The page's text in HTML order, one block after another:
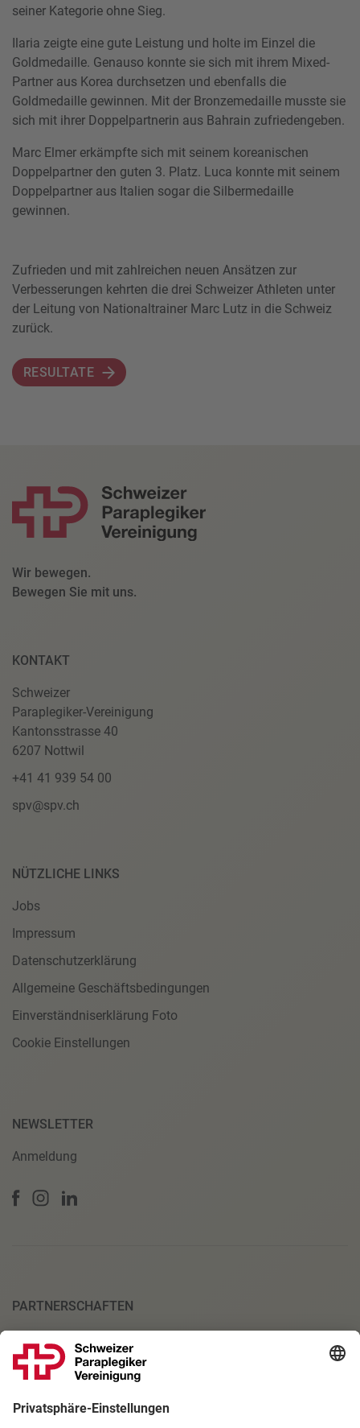
seiner Kategorie ohne Sieg.
Ilaria zeigte eine gute Leistung und holte im Einzel die
Goldmedaille. Genauso konnte sie sich mit ihrem Mixed-
Partner aus Korea durchsetzen und ebenfalls die
Goldmedaille gewinnen. Mit der Bronzemedaille musste sie
sich mit ihrer Doppelpartnerin aus Bahrain zufriedengeben.
Marc Elmer erkämpfte sich mit seinem koreanischen
Doppelpartner den guten 3. Platz. Luca konnte mit seinem
Doppelpartner aus Italien sogar die Silbermedaille
gewinnen.
Zufrieden und mit zahlreichen neuen Ansätzen zur
Verbesserungen kehrten die drei Schweizer Athleten unter
der Leitung von Nationaltrainer Marc Lutz in die Schweiz
zurück.
RESULTATE
Wir bewegen.
Bewegen Sie mit uns.
KONTAKT
Schweizer
Paraplegiker-Vereinigung
Kantonsstrasse 40
6207 Nottwil
+41 41 939 54 00
spv@spv.ch
NÜTZLICHE LINKS
Jobs
Impressum
Datenschutzerklärung
Allgemeine Geschäftsbedingungen
Einverständniserklärung Foto
Cookie Einstellungen
NEWSLETTER
Anmeldung
PARTNERSCHAFTEN